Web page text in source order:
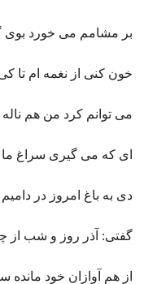
بر مشامم می خورد بوی
خون کنی از نغمه ام تا
می توانم کرد من هم
ای که می گیری سراغ ما
دی به باغ امروز در
گفتی: آذر روز و شب از
از هم آوازان خود